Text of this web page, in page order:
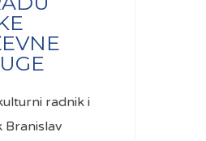
radnik i
Branislav